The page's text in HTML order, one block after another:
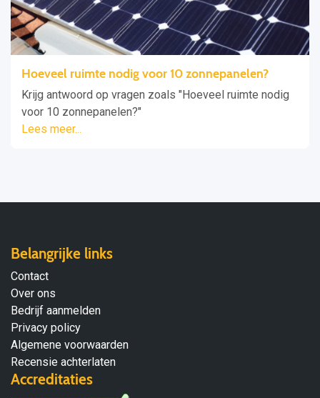
Hoeveel ruimte nodig voor 10 zonnepanelen?
Krijg antwoord op vragen zoals "Hoeveel ruimte nodig
voor 10 zonnepanelen?"
Lees meer...
Belangrijke links
Contact
Over ons
Bedrijf aanmelden
Privacy policy
Algemene voorwaarden
Recensie achterlaten
Accreditaties